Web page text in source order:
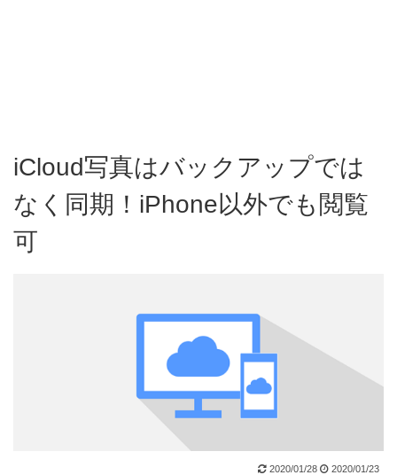
iCloud写真はバックアップでは
なく同期！iPhone以外でも閲覧
可
2020/01/28 2020/01/23